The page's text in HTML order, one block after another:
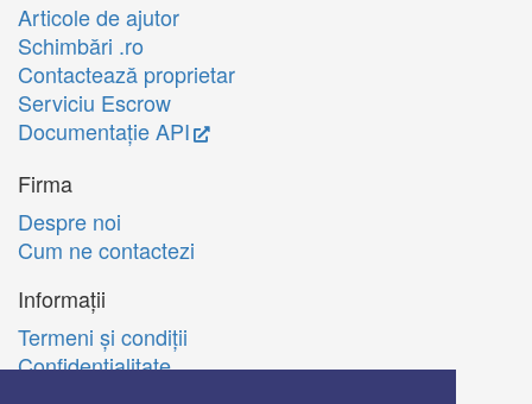
Articole de ajutor
Schimbări .ro
Contactează proprietar
Serviciu Escrow
Documentație API
Firma
Despre noi
Cum ne contactezi
Informații
Termeni şi condiţii
Confidenţialitate